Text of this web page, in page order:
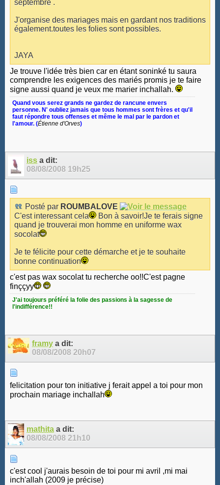
septembre .
J'organise des mariages mais en gardant nos traditions
également.toutes les folies sont possibles.
JAYA
Je trouve l'idée très bien car en étant soninké tu saura
comprendre les exigences des mariés promis je te faire
signe aussi quand je veux me marier inchallah.
Quand vous serez grands ne gardez de rancune envers
personne. N' oubliez jamais que tous hommes sont frères et qu'il
faut répondre tous offenses et même le mal par le pardon et
l'amour. (Étienne d'Orves)
iss a dit:
08/08/2008 19h25
Posté par ROUMBALOVE
C'est interessant cela
Bon à savoir!Je te ferais signe
quand je trouverai mon homme en uniforme wax
socolat
Je te félicite pour cette démarche et je te souhaite
bonne continuation
c'est pas wax socolat tu recherche oo!!C'est pagne
finççyy
J'ai toujours préféré la folie des passions à la sagesse de
l'indifférence!!
framy a dit:
08/08/2008 20h07
felicitation pour ton initiative j ferait appel a toi pour mon
prochain mariage inchallah
mathita a dit:
08/08/2008 21h10
c'est cool j'aurais besoin de toi pour mi avril ,mi mai
inch'allah (2009 je précise)